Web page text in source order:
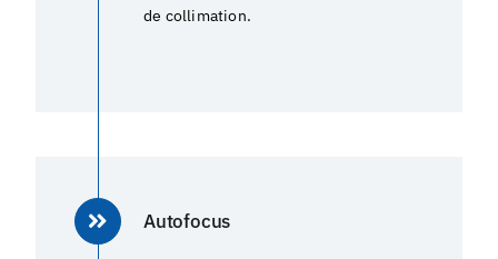
de collimation.
Autofocus